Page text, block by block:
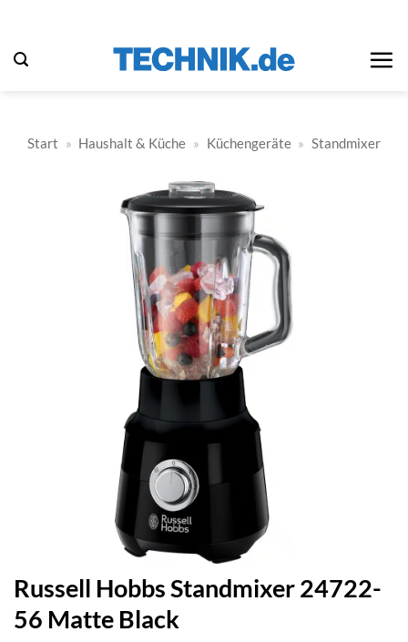
springen
Start » Haushalt & Küche » Küchengeräte » Standmixer
Russell Hobbs Standmixer 24722-
56 Matte Black